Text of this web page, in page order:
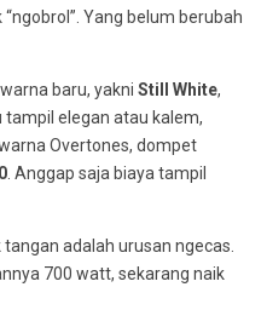
Yang belum berubah
baru, yakni Still White,
tampil elegan atau kalem,
Overtones, dompet
. Anggap saja biaya tampil
adalah urusan ngecas.
700 watt, sekarang naik